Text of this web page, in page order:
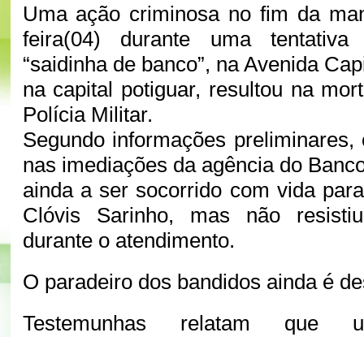
Uma ação criminosa no fim da
feira(04) durante uma
“saidinha de banco”, na Avenida
na capital potiguar, resultou na
Polícia Militar.
Segundo informações
nas imediações da agência do
ainda a ser socorrido com vida
Clóvis Sarinho, mas não
durante o atendimento.
O paradeiro dos bandidos ainda é
Testemunhas relatam que